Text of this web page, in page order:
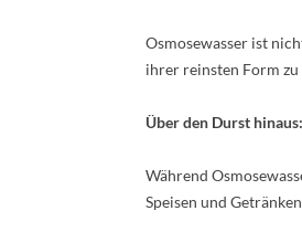
Osmosewasser ist
ihrer reinsten Form
Über den Durst
Während
Speisen und